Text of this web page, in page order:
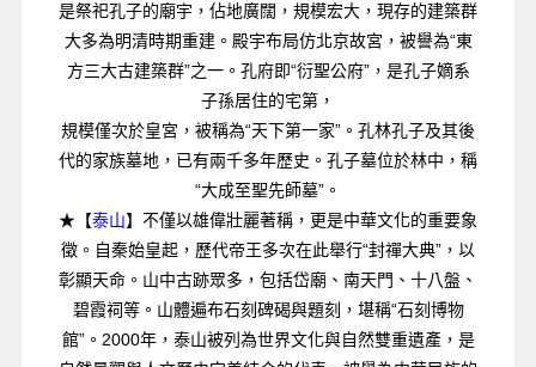
是祭祀孔子的廟宇，佔地廣闊，規模宏大，現存的建築群
大多為明清時期重建。殿宇布局仿北京故宮，被譽為“東
方三大古建築群”之一。孔府即“衍聖公府”，是孔子嫡系
子孫居住的宅第，
規模僅次於皇宮，被稱為“天下第一家”。孔林孔子及其後
代的家族墓地，已有兩千多年歷史。孔子墓位於林中，稱
“大成至聖先師墓”。
★【泰山】不僅以雄偉壯麗著稱，更是中華文化的重要象
徵。自秦始皇起，歷代帝王多次在此舉行“封禪大典”，以
彰顯天命。山中古跡眾多，包括岱廟、南天門、十八盤、
碧霞祠等。山體遍布石刻碑碣與題刻，堪稱“石刻博物
館”。2000年，泰山被列為世界文化與自然雙重遺產，是